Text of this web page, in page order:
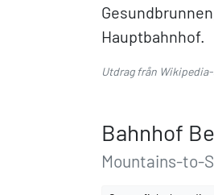
Hauptbahnhof.
Utdrag från
Bahnhof
Mountains-to-